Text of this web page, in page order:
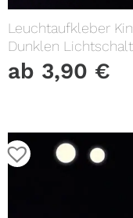
Leuchtaufkleber
Dunklen
ab 3,90 €